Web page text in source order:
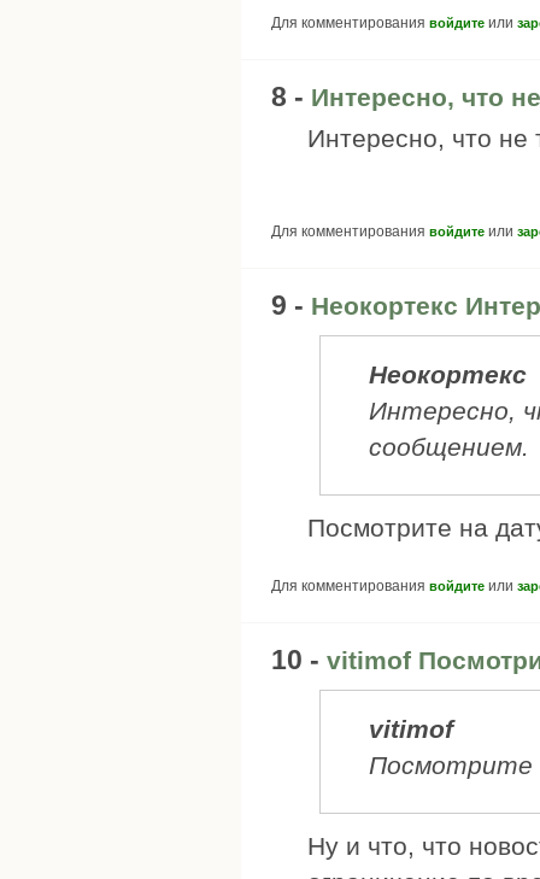
Для комментирования войдите или
8 - Интересно, что
Интересно, что
Для комментирования войдите или
9 - Неокортекс
Неокортекс
Интересно,
сообщением.
Посмотрите на
Для комментирования войдите или
10 - vitimof
vitimof
Посмотрите
Ну и что, что